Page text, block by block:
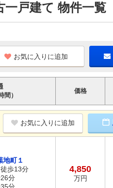
一戸建て 物件一覧
お気に入りに追加
間）
価格
お気に入りに追加
地町１
歩13分
分
4,850
万円